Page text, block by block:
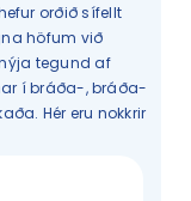
orðið sífellt
höfum við
tegund af
í bráða-, bráða-
Hér eru nokkrir